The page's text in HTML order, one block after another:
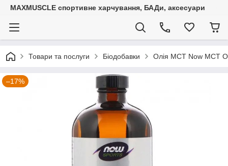
MAXMUSCLE спортивне харчування, БАДи, аксесуари
Товари та послуги Біодобавки Олія MCT Now MCT
–17%